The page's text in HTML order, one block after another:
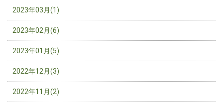
2023年03月(1)
2023年02月(6)
2023年01月(5)
2022年12月(3)
2022年11月(2)